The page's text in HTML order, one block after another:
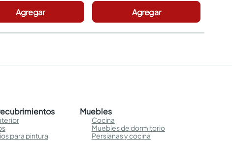
Agregar
Agregar
para pintura
Muebles
Cocina
Muebles de dormitorio
Persianas y cocina